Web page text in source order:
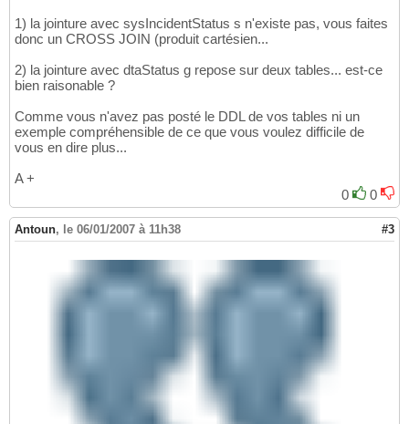
14
15
17
18
20
21
22
ON ???
ON g.IncidentStatusId
WHERE g.StatusId = ( SELECT MAX
FROM
1) la jointure avec sysIncidentStatus s n'existe pas, vous faites
donc un CROSS JOIN (produit cartésien...
2) la jointure avec dtaStatus g repose sur deux tables... est-ce
bien raisonable ?
Comme vous n'avez pas posté le DDL de vos tables ni un
exemple compréhensible de ce que vous voulez difficile de
vous en dire plus...
A +
0
0
Antoun, le 06/01/2007 à 11h38 #3